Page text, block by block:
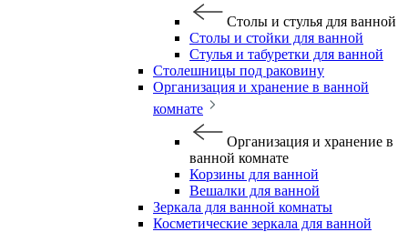
Столы и стулья для ванной
Столы и стойки для ванной
Стулья и табуретки для ванной
Столешницы под раковину
Организация и хранение в ванной
комнате
Организация и хранение в
ванной комнате
Корзины для ванной
Вешалки для ванной
Зеркала для ванной комнаты
Косметические зеркала для ванной